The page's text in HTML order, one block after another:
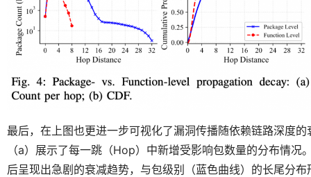
最后，在上图也更进一步可视化了漏洞传播随依赖链路深度
（a）展示了每一跳（Hop）中新增受影响包数量的分布情
后呈现出急剧的衰减趋势，与包级别（蓝色曲线）的长尾分